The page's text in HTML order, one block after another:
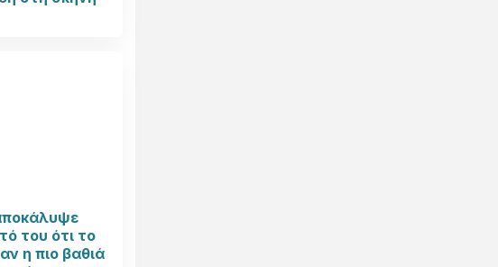
του ότι το
η πιο βαθιά